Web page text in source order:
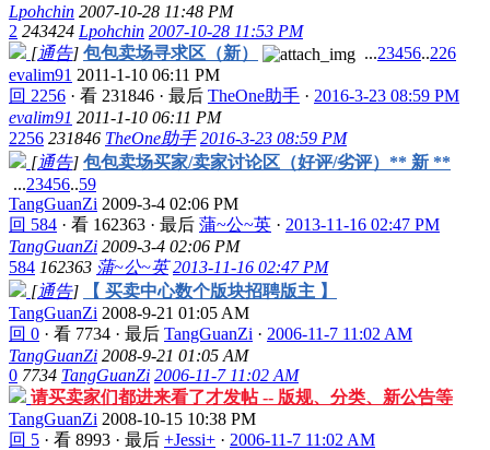
Lpohchin 2007-10-28 11:48 PM
2 243424 Lpohchin 2007-10-28 11:53 PM
[通告] 包包卖场寻求区（新） ...23456..226
evalim91 2011-1-10 06:11 PM
回 2256 · 看 231846 · 最后 TheOne助手 · 2016-3-23 08:59 PM
evalim91 2011-1-10 06:11 PM
2256 231846 TheOne助手 2016-3-23 08:59 PM
[通告] 包包卖场买家/卖家讨论区（好评/劣评）** 新 **
...23456..59
TangGuanZi 2009-3-4 02:06 PM
回 584 · 看 162363 · 最后 蒲~公~英 · 2013-11-16 02:47 PM
TangGuanZi 2009-3-4 02:06 PM
584 162363 蒲~公~英 2013-11-16 02:47 PM
[通告]
【 买卖中心数个版块招聘版主 】
TangGuanZi 2008-9-21 01:05 AM
回 0 · 看 7734 · 最后 TangGuanZi · 2006-11-7 11:02 AM
TangGuanZi 2008-9-21 01:05 AM
0 7734 TangGuanZi 2006-11-7 11:02 AM
请买卖家们都进来看了才发帖 -- 版规、分类、新公告等
TangGuanZi 2008-10-15 10:38 PM
回 5 · 看 8993 · 最后 +Jessi+ · 2006-11-7 11:02 AM